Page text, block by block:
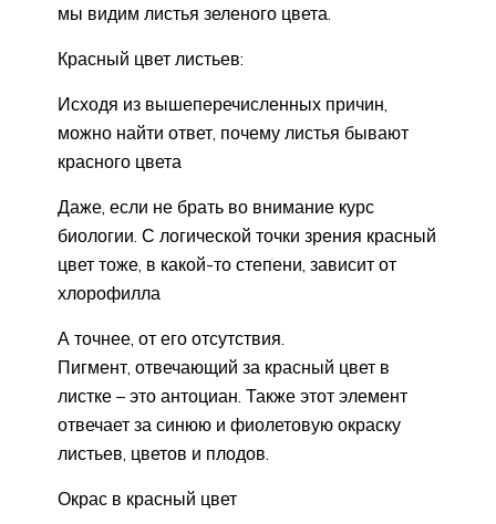
мы видим листья зеленого цвета.
Красный цвет листьев:
Исходя из вышеперечисленных причин,
можно найти ответ, почему листья бывают
красного цвета
Даже, если не брать во внимание курс
биологии. С логической точки зрения красный
цвет тоже, в какой-то степени, зависит от
хлорофилла
А точнее, от его отсутствия.
Пигмент, отвечающий за красный цвет в
листке – это антоциан. Также этот элемент
отвечает за синюю и фиолетовую окраску
листьев, цветов и плодов.
Окрас в красный цвет